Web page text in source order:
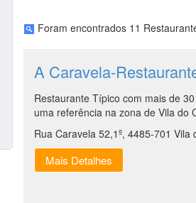
Foram encontrados 11
A Caravela-
Restaurante Típico com mais de
uma referência na zona de Vila do
Rua Caravela 52,1º, 4485-701 Vila
Mais Detalhes